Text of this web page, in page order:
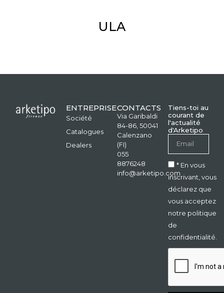
ULA
ENTREPRISE
Société
Catalogues
Dealers
CONTACTS
Via Garibaldi
84-86, 50041
Calenzano
(FI)
055
8876248
info@arketipo.com
Tiens-toi au
courant de
l'actualité
d'Arketipo
* En vous
inscrivant, vous
déclarez que
vous acceptez
notre politique
de
confidentialité.